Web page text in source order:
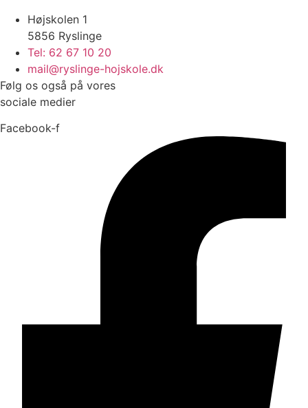
Højskolen 1
5856 Ryslinge
Tel: 62 67 10 20
mail@ryslinge-hojskole.dk
Følg os også på vores
sociale medier
Facebook-f